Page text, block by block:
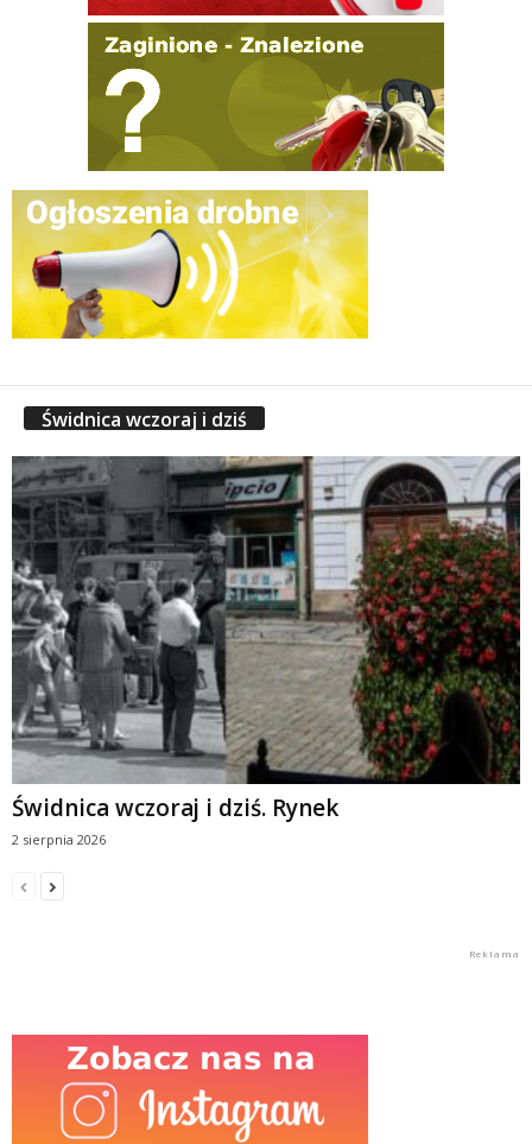
Świdnica wczoraj i dziś
Świdnica wczoraj i dziś. Rynek
2 sierpnia 2026